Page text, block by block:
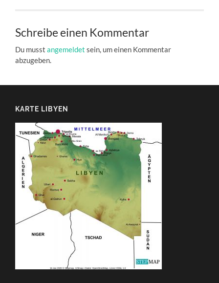
Schreibe einen Kommentar
Du musstangemeldet sein, um einen Kommentar
abzugeben.
KARTE LIBYEN